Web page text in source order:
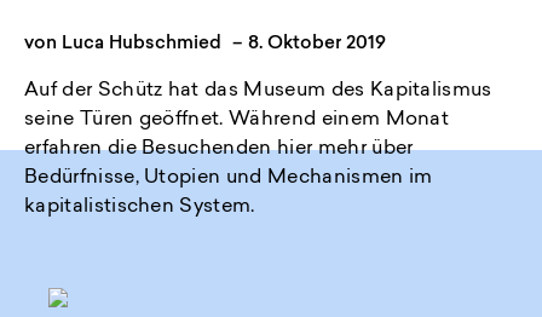
INSTAGRAM
BLUESKY
von Luca Hubschmied – 8. Oktober 2019
Auf der Schütz hat das Museum des Kapitalismus
seine Türen geöffnet. Während einem Monat
erfahren die Besuchenden hier mehr über
Bedürfnisse, Utopien und Mechanismen im
kapitalistischen System.